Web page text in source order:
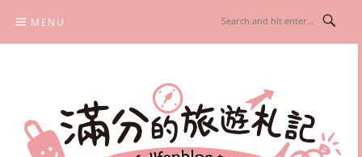
content
MENU